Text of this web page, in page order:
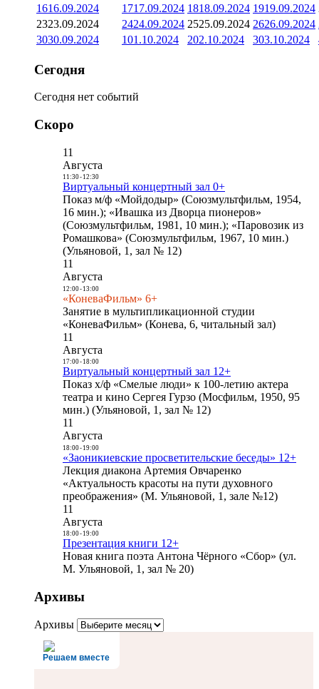
1616.09.2024 1717.09.2024 1818.09.2024 1919.09.2024
2323.09.2024 2424.09.2024 2525.09.2024 2626.09.2024
3030.09.2024 101.10.2024 202.10.2024 303.10.2024
Сегодня
Сегодня нет событий
Скоро
11
Августа
11:30- 12:30
Виртуальный концертный зал 0+
Показ м/ф «Мойдодыр» (Союзмультфильм, 1954,
16 мин.); «Ивашка из Дворца пионеров»
(Союзмультфильм, 1981, 10 мин.); «Паровозик из
Ромашкова» (Союзмультфильм, 1967, 10 мин.)
(Ульяновой, 1, зал № 12)
11
Августа
12:00- 13:00
«КоневаФильм» 6+
Занятие в мультипликационной студии
«КоневаФильм» (Конева, 6, читальный зал)
11
Августа
17:00- 18:00
Виртуальный концертный зал 12+
Показ х/ф «Смелые люди» к 100-летию актера
театра и кино Сергея Гурзо (Мосфильм, 1950, 95
мин.) (Ульяновой, 1, зал № 12)
11
Августа
18:00- 19:00
«Заоникиевские просветительские беседы» 12+
Лекция диакона Артемия Овчаренко
«Актуальность красоты на пути духовного
преображения» (М. Ульяновой, 1, зале №12)
11
Августа
18:00- 19:00
Презентация книги 12+
Новая книга поэта Антона Чёрного «Сбор» (ул.
М. Ульяновой, 1, зал № 20)
Архивы
Архивы
Решаем вместе